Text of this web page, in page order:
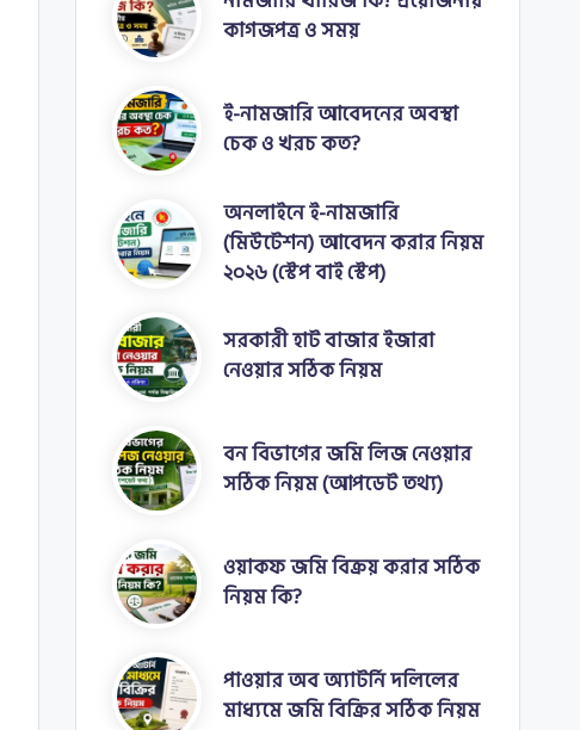
কাগজপত্র ও সময়
ই-নামজারি আবেদনের অবস্থা
চেক ও খরচ কত?
অনলাইনে ই-নামজারি
(মিউটেশন) আবেদন করার নিয়ম
২০২৬ (স্টেপ বাই স্টেপ)
সরকারী হাট বাজার ইজারা
নেওয়ার সঠিক নিয়ম
বন বিভাগের জমি লিজ নেওয়ার
সঠিক নিয়ম (আপডেট তথ্য)
ওয়াকফ জমি বিক্রয় করার সঠিক
নিয়ম কি?
পাওয়ার অব অ্যাটর্নি দলিলের
মাধ্যমে জমি বিক্রির সঠিক নিয়ম